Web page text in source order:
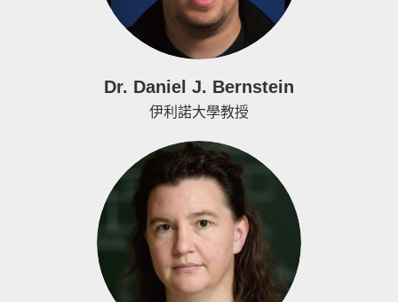
Dr. Daniel J. Bernstein
伊利諾大學教授